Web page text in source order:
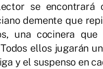
se encontrará
demente que
una cocinera
ellos jugarán
y el suspenso en